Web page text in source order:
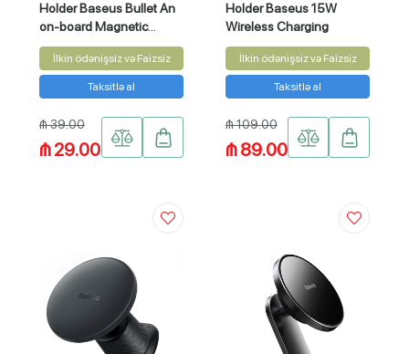
Holder Baseus Bullet An
on-board Magnetic
Bracket
İlkin ödənişsiz və Faizsiz
Taksitlə al
₼ 39.00
₼ 29.00
Holder Baseus 15W
Wireless Charging
İlkin ödənişsiz və Faizsiz
Taksitlə al
₼ 109.00
₼ 89.00